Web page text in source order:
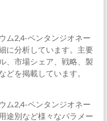
ム2,4-ペンタンジオネー
に分析しています。主要
、市場シェア、戦略、製
どを掲載しています。
ム2,4-ペンタンジオネー
途別など様々なパラメー